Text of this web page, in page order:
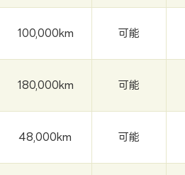
100,000km 可能
180,000km 可能
48,000km 可能